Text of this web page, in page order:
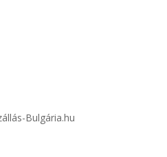
Bulgária.hu